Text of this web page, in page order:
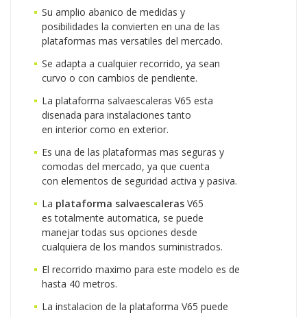
Su amplio abanico de medidas y
posibilidades la convierten en una de las
plataformas mas versatiles del mercado.
Se adapta a cualquier recorrido, ya sean
curvo o con cambios de pendiente.
La plataforma salvaescaleras V65 esta
disenada para instalaciones tanto
en interior como en exterior.
Es una de las plataformas mas seguras y
comodas del mercado, ya que cuenta
con elementos de seguridad activa y pasiva.
La plataforma salvaescaleras V65
es totalmente automatica, se puede
manejar todas sus opciones desde
cualquiera de los mandos suministrados.
El recorrido maximo para este modelo es de
hasta 40 metros.
La instalacion de la plataforma V65 puede